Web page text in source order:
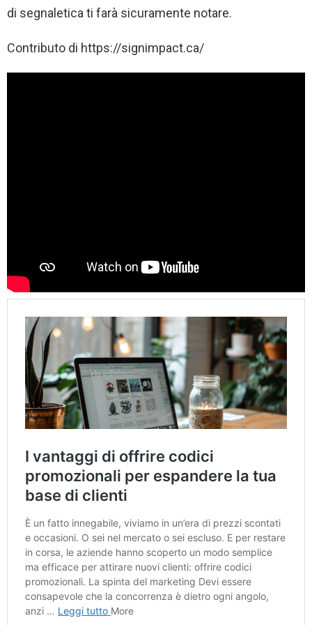
di segnaletica ti farà sicuramente notare.
Contributo di https://signimpact.ca/